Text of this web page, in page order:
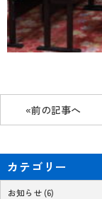
«前の記事へ
カテゴリー
お知らせ (6)